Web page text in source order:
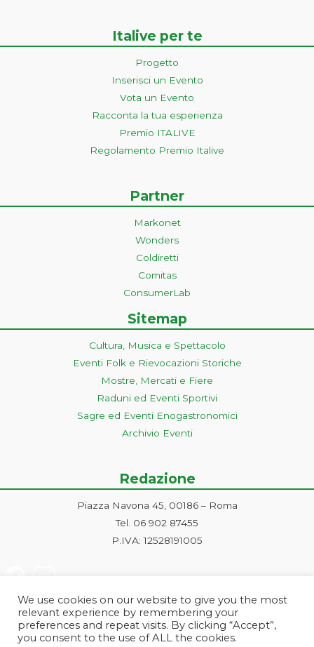
Italive per te
Progetto
Inserisci un Evento
Vota un Evento
Racconta la tua esperienza
Premio ITALIVE
Regolamento Premio Italive
Partner
Markonet
Wonders
Coldiretti
Comitas
ConsumerLab
Sitemap
Cultura, Musica e Spettacolo
Eventi Folk e Rievocazioni Storiche
Mostre, Mercati e Fiere
Raduni ed Eventi Sportivi
Sagre ed Eventi Enogastronomici
Archivio Eventi
Redazione
Piazza Navona 45, 00186 – Roma
Tel. 06 902 87455
P.IVA: 12528191005
We use cookies on our website to give you the most
relevant experience by remembering your
preferences and repeat visits. By clicking “Accept”,
you consent to the use of ALL the cookies.